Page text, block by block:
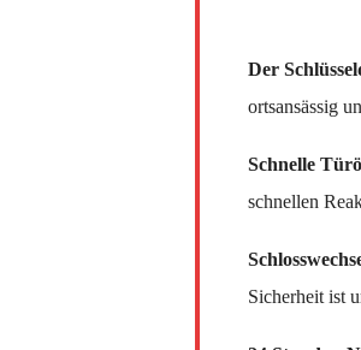
Der
ortsansässig
Schnelle
schnellen
Sicherheit ist